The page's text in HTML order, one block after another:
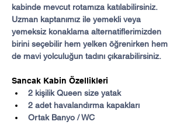
kabinde mevcut rotamıza katılabilirsiniz.
Uzman kaptanımız ile yemekli veya
yemeksiz konaklama alternatiflerimizden
birini seçebilir hem yelken öğrenirken hem
de mavi yolculuğun tadını çıkarabilirsiniz.
Sancak Kabin Özellikleri
2 kişilik Queen size yatak
2 adet havalandırma kapakları
Ortak Banyo / WC